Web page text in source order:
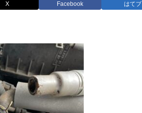
X Facebook はてブ